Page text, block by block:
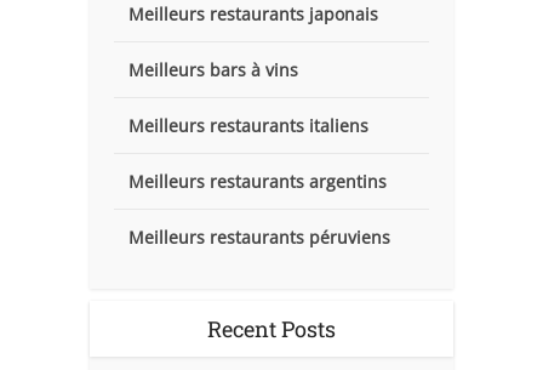
Meilleurs restaurants japonais
Meilleurs bars à vins
Meilleurs restaurants italiens
Meilleurs restaurants argentins
Meilleurs restaurants péruviens
Recent Posts